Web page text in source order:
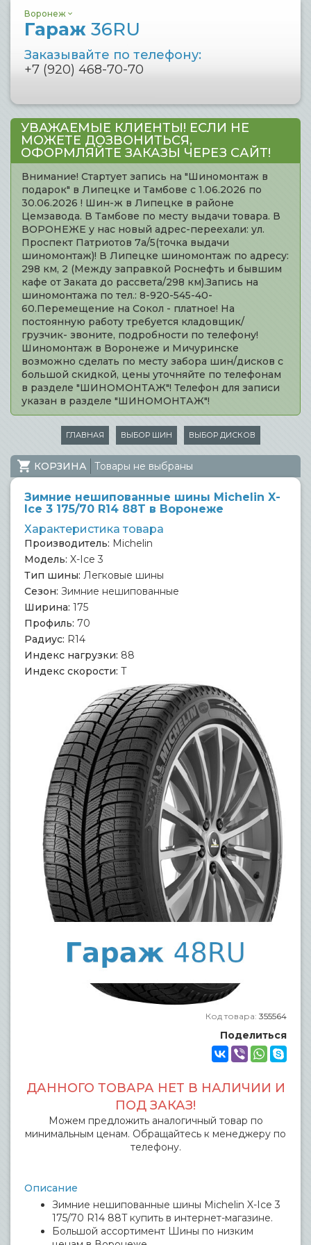
Воронеж
Гараж 36RU
Заказывайте по телефону:
+7 (920) 468-70-70
УВАЖАЕМЫЕ КЛИЕНТЫ! ЕСЛИ НЕ
МОЖЕТЕ ДОЗВОНИТЬСЯ,
ОФОРМЛЯЙТЕ ЗАКАЗЫ ЧЕРЕЗ САЙТ!
Внимание! Стартует запись на "Шиномонтаж в
подарок" в Липецке и Тамбове с 1.06.2026 по
30.06.2026 ! Шин-ж в Липецке в районе
Цемзавода. В Тамбове по месту выдачи товара. В
ВОРОНЕЖЕ у нас новый адрес-переехали: ул.
Проспект Патриотов 7а/5(точка выдачи
шиномонтаж)! В Липецке шиномонтаж по адресу:
298 км, 2 (Между заправкой Роснефть и бывшим
кафе от Заката до рассвета/298 км).Запись на
шиномонтажа по тел.: 8-920-545-40-
60.Перемещение на Сокол - платное! На
постоянную работу требуется кладовщик/
грузчик- звоните, подробности по телефону!
Шиномонтаж в Воронеже и Мичуринске
возможно сделать по месту забора шин/дисков с
большой скидкой, цены уточняйте по телефонам
в разделе "ШИНОМОНТАЖ"! Телефон для записи
указан в разделе "ШИНОМОНТАЖ"!
ГЛАВНАЯ ВЫБОР ШИН ВЫБОР ДИСКОВ
КОРЗИНА Товары не выбраны
Зимние нешипованные шины Michelin X-
Ice 3 175/70 R14 88T в Воронеже
Характеристика товара
Производитель: Michelin
Модель: X-Ice 3
Тип шины: Легковые шины
Сезон: Зимние нешипованные
Ширина: 175
Профиль: 70
Радиус: R14
Индекс нагрузки: 88
Индекс скорости: T
Код товара: 355564
Поделиться
ДАННОГО ТОВАРА НЕТ В НАЛИЧИИ И
ПОД ЗАКАЗ!
Можем предложить аналогичный товар по
минимальным ценам. Обращайтесь к менеджеру по
телефону.
Описание
Зимние нешипованные шины Michelin X-Ice 3
175/70 R14 88T купить в интернет-магазине.
Большой ассортимент Шины по низким